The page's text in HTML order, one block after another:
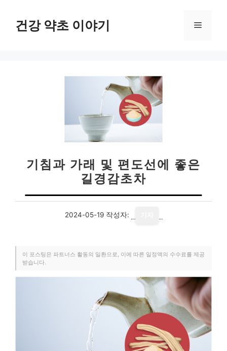
건강 약초 이야기 메
기침과 가래 및 편도선에 좋은
길경감초차
2024-05-19 작성자:
이 포스팅은 파트너스 활동의 일환으로, 이에 따른 일정액의 수수료를 제공
받습니다.